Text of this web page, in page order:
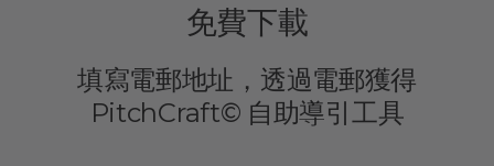
免費下載
填寫電郵地址，透過電郵獲得
PitchCraft© 自助導引工具